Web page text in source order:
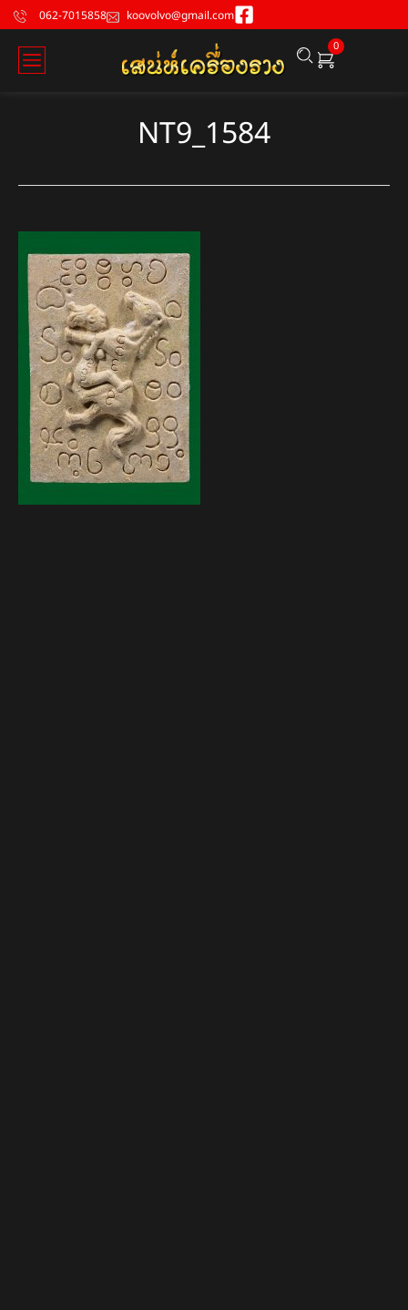
062-7015858 koovolvo@gmail.com
0
NT9_1584